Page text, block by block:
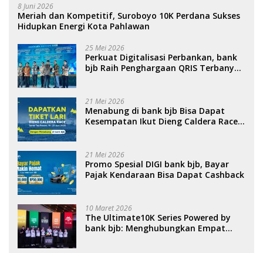
8 Juni 2026
Meriah dan Kompetitif, Suroboyo 10K Perdana Sukses
Hidupkan Energi Kota Pahlawan
25 Mei 2026
Perkuat Digitalisasi Perbankan, bank
bjb Raih Penghargaan QRIS Terbanyak
21 Mei 2026
Menabung di bank bjb Bisa Dapat
Kesempatan Ikut Dieng Caldera Race
21 Mei 2026
Promo Spesial DIGI bank bjb, Bayar
Pajak Kendaraan Bisa Dapat Cashback
10 Maret 2026
The Ultimate10K Series Powered by
bank bjb: Menghubungkan Empat